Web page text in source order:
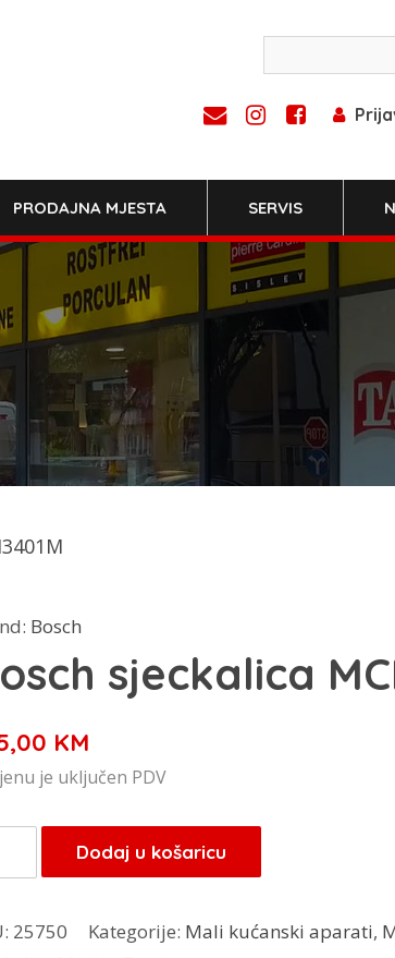
PRODAJNA MJESTA SERVIS
Bosch
sjeckalica
KM
je uključen PDV
Dodaj u košaricu
25750 Kategorije: Mali kućanski aparati,